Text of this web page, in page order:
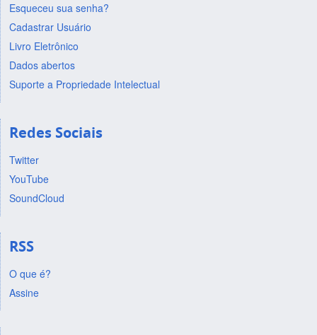
Esqueceu sua senha?
Cadastrar Usuário
Livro Eletrônico
Dados abertos
Suporte a Propriedade Intelectual
Redes Sociais
Twitter
YouTube
SoundCloud
RSS
O que é?
Assine